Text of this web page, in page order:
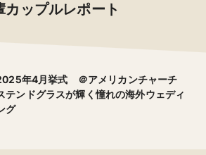
カップルレポート
年4月挙式 ＠アメリカンチャーチ
テンドグラスが輝く憧れの海外ウェディ
グ